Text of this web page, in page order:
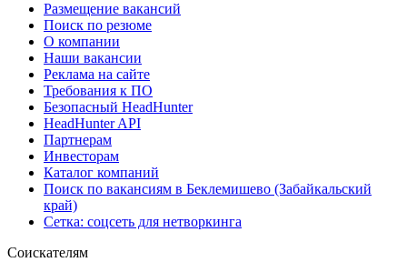
Размещение вакансий
Поиск по резюме
О компании
Наши вакансии
Реклама на сайте
Требования к ПО
Безопасный HeadHunter
HeadHunter API
Партнерам
Инвесторам
Каталог компаний
Поиск по вакансиям в Беклемишево (Забайкальский
край)
Сетка: соцсеть для нетворкинга
Соискателям